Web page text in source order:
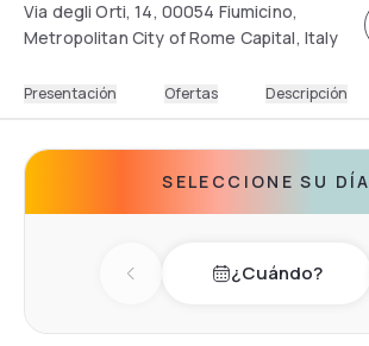
Via degli Orti, 14, 00054 Fiumicino,
Metropolitan City of Rome Capital, Italy
Presentación Ofertas Descripción
SELECCIONE SU DÍA
Previous day¿Cuándo?